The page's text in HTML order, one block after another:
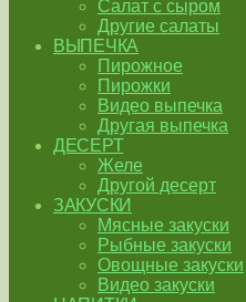
Салат с сыром
Другие салаты
ВЫПЕЧКА
Пирожное
Пирожки
Видео выпечка
Другая выпечка
ДЕСЕРТ
Желе
Другой десерт
ЗАКУСКИ
Мясные закуски
Рыбные закуски
Овощные закуски
Видео закуски